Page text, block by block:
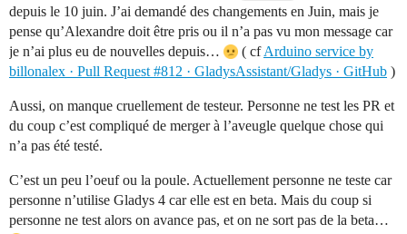
depuis le 10 juin. J’ai demandé des changements en Juin, mais je
pense qu’Alexandre doit être pris ou il n’a pas vu mon message car
je n’ai plus eu de nouvelles depuis…
( cfArduino service by
billonalex · Pull Request #812 · GladysAssistant/Gladys · GitHub )
Aussi, on manque cruellement de testeur. Personne ne test les PR et
du coup c’est compliqué de merger à l’aveugle quelque chose qui
n’a pas été testé.
C’est un peu l’oeuf ou la poule. Actuellement personne ne teste car
personne n’utilise Gladys 4 car elle est en beta. Mais du coup si
personne ne test alors on avance pas, et on ne sort pas de la beta…